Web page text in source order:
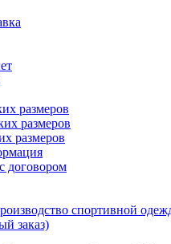
размеров
размеров
размеров
договором
спортивной
заказ)